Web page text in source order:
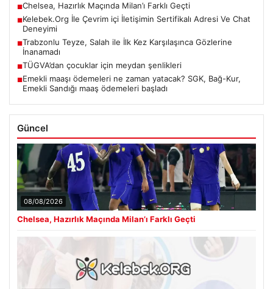
■Chelsea, Hazırlık Maçında Milan’ı Farklı Geçti
■Kelebek.Org İle Çevrim içi İletişimin Sertifikalı Adresi Ve Chat
Deneyimi
■Trabzonlu Teyze, Salah ile İlk Kez Karşılaşınca Gözlerine
İnanamadı
■TÜGVA’dan çocuklar için meydan şenlikleri
■Emekli maaşı ödemeleri ne zaman yatacak? SGK, Bağ-Kur,
Emekli Sandığı maaş ödemeleri başladı
Güncel
08/08/2026
Chelsea, Hazırlık Maçında Milan’ı Farklı Geçti